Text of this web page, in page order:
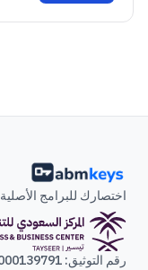
اختصارك للبرامج الأصلية
رقم التوثيق: 0000139791